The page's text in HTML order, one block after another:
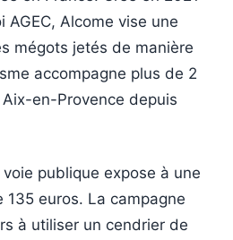
Alcome vise une
mégots jetés de manière
accompagne plus de 2
en-Provence depuis
publique expose à une
euros. La campagne
à utiliser un cendrier de